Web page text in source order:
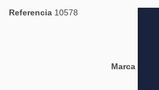
Marca
Referencia 10578